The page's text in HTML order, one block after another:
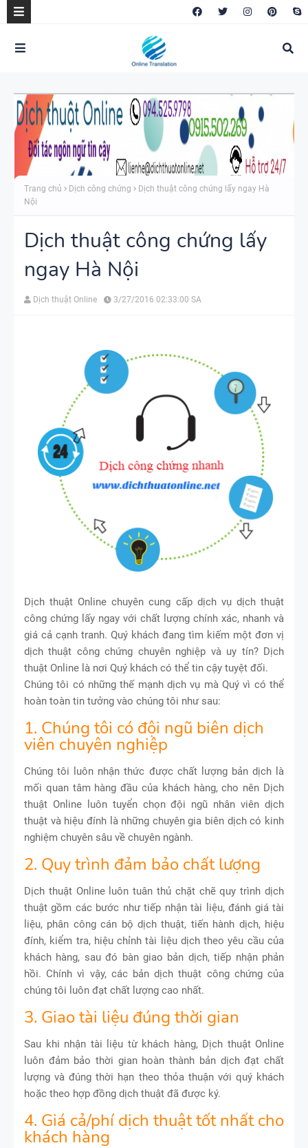
Trang chủ Dịch công chứng
Dịch thuật công chứng lấy ngay Hà
Nội
Dịch thuật công chứng lấy
ngay Hà Nội
Dịch thuật Online 3/27/2016 02:33:00 SA
Dịch thuật Online chuyên cung cấp dịch vụ dịch thuật
công chứng lấy ngay với chất lượng chính xác, nhanh và
giá cả cạnh tranh. Quý khách đang tìm kiếm một đơn vị
dịch thuật công chứng chuyên nghiệp và uy tín? Dịch
thuật Online là nơi Quý khách có thể tin cậy tuyệt đối.
Chúng tôi có những thế mạnh dịch vụ mà Quý vì có thể
hoàn toàn tin tưởng vào chúng tôi như sau:
1. Chúng tôi có đội ngũ biên dịch
viên chuyên nghiệp
Chúng tôi luôn nhận thức được chất lượng bản dịch là
mối quan tâm hàng đầu của khách hàng, cho nên Dịch
thuật Online luôn tuyển chọn đội ngũ nhân viên dịch
thuật và hiệu đính là những chuyên gia biên dịch có kinh
nghiệm chuyên sâu về chuyên ngành.
2. Quy trình đảm bảo chất lượng
Dịch thuật Online luôn tuân thủ chặt chẽ quy trình dịch
thuật gồm các bước như tiếp nhận tài liệu, đánh giá tài
liệu, phân công cán bộ dịch thuật, tiến hành dịch, hiệu
đính, kiểm tra, hiệu chỉnh tài liệu dịch theo yêu cầu của
khách hàng, sau đó bàn giao bản dịch, tiếp nhận phản
hồi. Chính vì vậy, các bản dịch thuật công chứng của
chúng tôi luôn đạt chất lượng cao nhất.
3. Giao tài liệu đúng thời gian
Sau khi nhận tài liệu từ khách hàng, Dịch thuật Online
luôn đảm bảo thời gian hoàn thành bản dịch đạt chất
lượng và đúng thời hạn theo thỏa thuận với quý khách
hoặc theo hợp đồng dịch thuật đã được ký.
4. Giá cả/phí dịch thuật tốt nhất cho
khách hàng